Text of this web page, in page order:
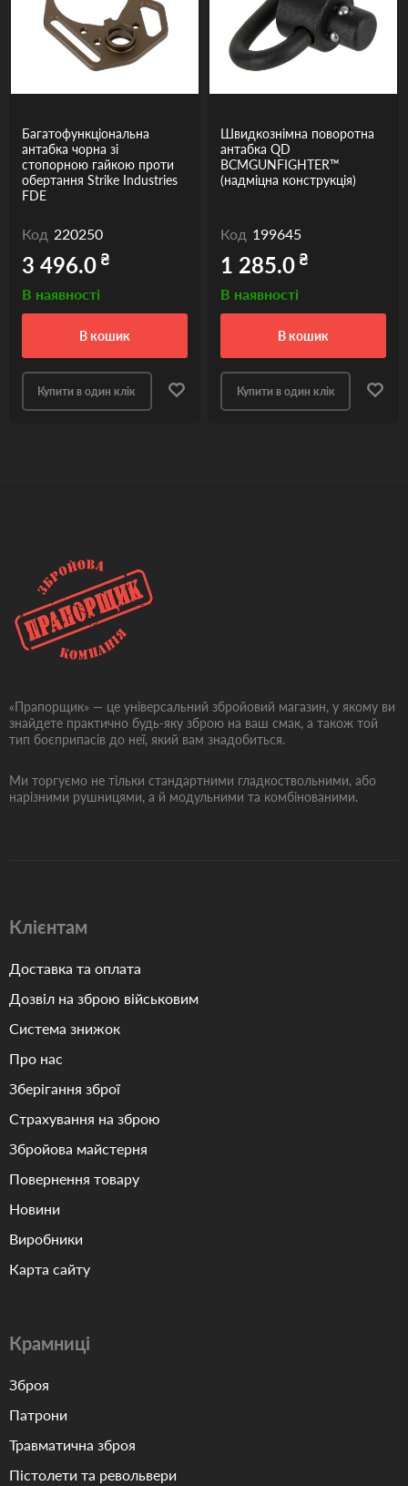
Багатофункціональна
антабка чорна зі
стопорною гайкою проти
обертання Strike Industries
FDE
Код 220250
3 496.0₴
В наявності
в кошик
Купити в один клік
Швидкознімна поворотна
антабка QD
BCMGUNFIGHTER™
(надміцна конструкція)
Код 199645
1 285.0₴
В наявності
в кошик
Купити в один клік
«Прапорщик» — це універсальний збройовий магазин, у якому ви
знайдете практично будь-яку зброю на ваш смак, а також той
тип боєприпасів до неї, який вам знадобиться.
Ми торгуємо не тільки стандартними гладкоствольними, або
нарізними рушницями, а й модульними та комбінованими.
Клієнтам
Доставка та оплата
Дозвіл на зброю військовим
Система знижок
Про нас
Зберігання зброї
Страхування на зброю
Збройова майстерня
Повернення товару
Новини
Виробники
Карта сайту
Крамниці
Зброя
Патрони
Травматична зброя
Пістолети та револьвери